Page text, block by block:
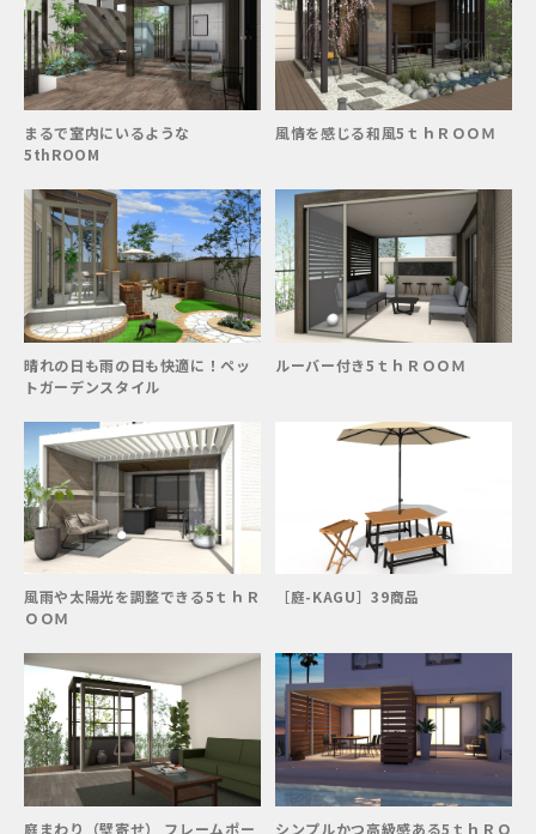
まるで室内にいるような
5thROOM
風情を感じる和風5ｔｈＲＯＯＭ
晴れの日も雨の日も快適に！ペッ
トガーデンスタイル
ルーバー付き5ｔｈＲＯＯＭ
風雨や太陽光を調整できる5ｔｈＲ
ＯＯＭ
［庭-KAGU］39商品
庭まわり（壁寄せ） フレームポー
シンプルかつ高級感ある5ｔｈＲＯ